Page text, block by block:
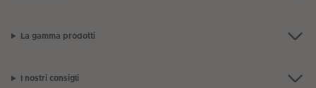
La gamma prodotti
I nostri consigli